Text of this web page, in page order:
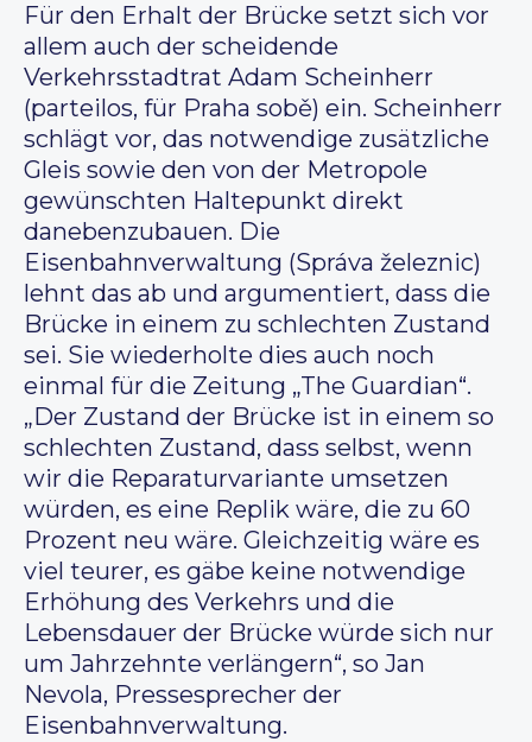
Für den Erhalt der Brücke setzt sich vor
allem auch der scheidende
Verkehrsstadtrat Adam Scheinherr
(parteilos, für Praha sobě) ein. Scheinherr
schlägt vor, das notwendige zusätzliche
Gleis sowie den von der Metropole
gewünschten Haltepunkt direkt
danebenzubauen. Die
Eisenbahnverwaltung (Správa železnic)
lehnt das ab und argumentiert, dass die
Brücke in einem zu schlechten Zustand
sei. Sie wiederholte dies auch noch
einmal für die Zeitung „The Guardian“.
„Der Zustand der Brücke ist in einem so
schlechten Zustand, dass selbst, wenn
wir die Reparaturvariante umsetzen
würden, es eine Replik wäre, die zu 60
Prozent neu wäre. Gleichzeitig wäre es
viel teurer, es gäbe keine notwendige
Erhöhung des Verkehrs und die
Lebensdauer der Brücke würde sich nur
um Jahrzehnte verlängern“, so Jan
Nevola, Pressesprecher der
Eisenbahnverwaltung.